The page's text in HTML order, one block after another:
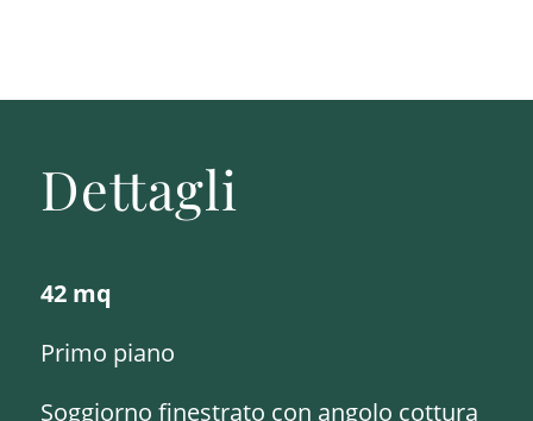
Dettagli
42 mq
Primo piano
Soggiorno finestrato con angolo cottura